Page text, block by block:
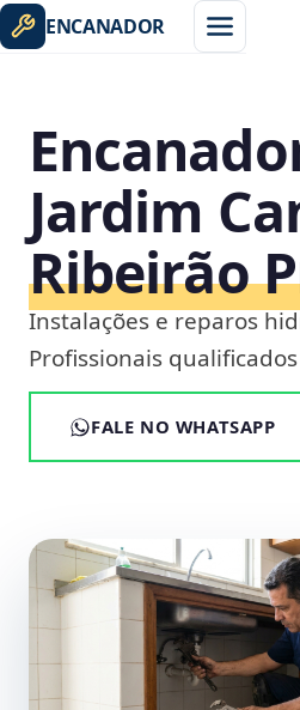
ENCANADOR
Jardim
Ribeirão
Instalações e reparos
Profissionais
FALE NO WHATSAPP